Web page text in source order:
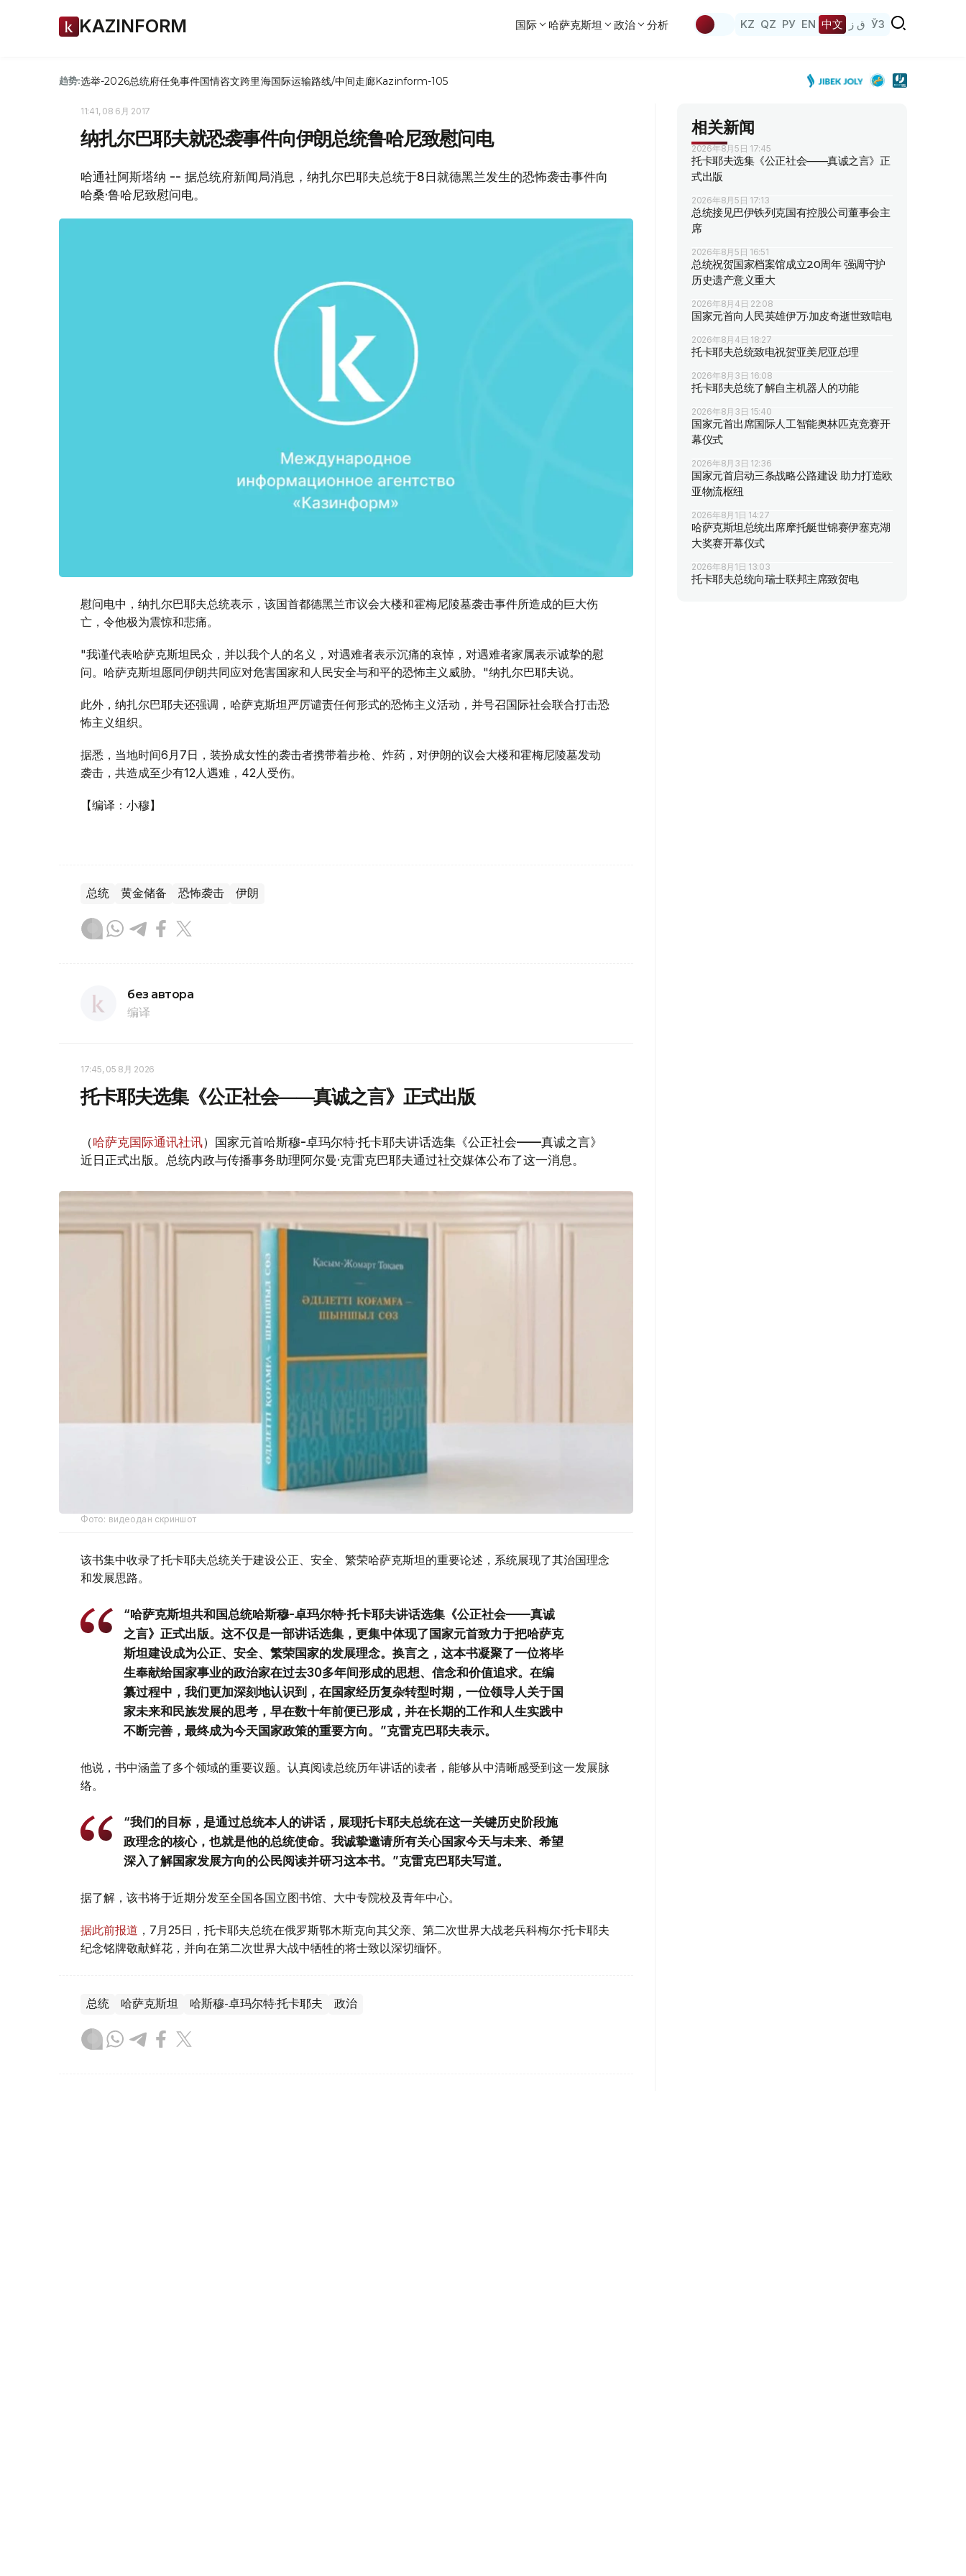
KAZINFORM 国际 哈萨克斯坦 政治 分析 KZ QZ РУ EN 中文 ق ز ЎЗ
趋势:选举-2026总统府任免事件国情咨文跨里海国际运输路线/中间走廊Kazinform-105
11:41, 08 6月 2017
纳扎尔巴耶夫就恐袭事件向伊朗总统鲁哈尼致慰问电
哈通社阿斯塔纳 -- 据总统府新闻局消息，纳扎尔巴耶夫总统于8日就德黑兰发生的恐怖袭击事件向
哈桑·鲁哈尼致慰问电。
慰问电中，纳扎尔巴耶夫总统表示，该国首都德黑兰市议会大楼和霍梅尼陵墓袭击事件所造成的巨大伤
亡，令他极为震惊和悲痛。
"我谨代表哈萨克斯坦民众，并以我个人的名义，对遇难者表示沉痛的哀悼，对遇难者家属表示诚挚的慰
问。哈萨克斯坦愿同伊朗共同应对危害国家和人民安全与和平的恐怖主义威胁。"纳扎尔巴耶夫说。
此外，纳扎尔巴耶夫还强调，哈萨克斯坦严厉谴责任何形式的恐怖主义活动，并号召国际社会联合打击恐
怖主义组织。
据悉，当地时间6月7日，装扮成女性的袭击者携带着步枪、炸药，对伊朗的议会大楼和霍梅尼陵墓发动
袭击，共造成至少有12人遇难，42人受伤。
【编译：小穆】
总统 黄金储备 恐怖袭击 伊朗
без автора
编译
17:45, 05 8月 2026
托卡耶夫选集《公正社会——真诚之言》正式出版
（哈萨克国际通讯社讯）国家元首哈斯穆-卓玛尔特·托卡耶夫讲话选集《公正社会——真诚之言》
近日正式出版。总统内政与传播事务助理阿尔曼·克雷克巴耶夫通过社交媒体公布了这一消息。
Фото: видеодан скриншот
该书集中收录了托卡耶夫总统关于建设公正、安全、繁荣哈萨克斯坦的重要论述，系统展现了其治国理念
和发展思路。
“哈萨克斯坦共和国总统哈斯穆-卓玛尔特·托卡耶夫讲话选集《公正社会——真诚
之言》正式出版。这不仅是一部讲话选集，更集中体现了国家元首致力于把哈萨克
斯坦建设成为公正、安全、繁荣国家的发展理念。换言之，这本书凝聚了一位将毕
生奉献给国家事业的政治家在过去30多年间形成的思想、信念和价值追求。在编
纂过程中，我们更加深刻地认识到，在国家经历复杂转型时期，一位领导人关于国
家未来和民族发展的思考，早在数十年前便已形成，并在长期的工作和人生实践中
不断完善，最终成为今天国家政策的重要方向。”克雷克巴耶夫表示。
他说，书中涵盖了多个领域的重要议题。认真阅读总统历年讲话的读者，能够从中清晰感受到这一发展脉
络。
“我们的目标，是通过总统本人的讲话，展现托卡耶夫总统在这一关键历史阶段施
政理念的核心，也就是他的总统使命。我诚挚邀请所有关心国家今天与未来、希望
深入了解国家发展方向的公民阅读并研习这本书。”克雷克巴耶夫写道。
据了解，该书将于近期分发至全国各国立图书馆、大中专院校及青年中心。
据此前报道 ，7月25日，托卡耶夫总统在俄罗斯鄂木斯克向其父亲、第二次世界大战老兵科梅尔·托卡耶夫
纪念铭牌敬献鲜花，并向在第二次世界大战中牺牲的将士致以深切缅怀。
总统 哈萨克斯坦 哈斯穆-卓玛尔特·托卡耶夫 政治
相关新闻
2026年8月5日 17:45
托卡耶夫选集《公正社会——真诚之言》正
式出版
2026年8月5日 17:13
总统接见巴伊铁列克国有控股公司董事会主
席
2026年8月5日 16:51
总统祝贺国家档案馆成立20周年 强调守护
历史遗产意义重大
2026年8月4日 22:08
国家元首向人民英雄伊万·加皮奇逝世致唁电
2026年8月4日 18:27
托卡耶夫总统致电祝贺亚美尼亚总理
2026年8月3日 16:08
托卡耶夫总统了解自主机器人的功能
2026年8月3日 15:40
国家元首出席国际人工智能奥林匹克竞赛开
幕仪式
2026年8月3日 12:36
国家元首启动三条战略公路建设 助力打造欧
亚物流枢纽
2026年8月1日 14:27
哈萨克斯坦总统出席摩托艇世锦赛伊塞克湖
大奖赛开幕仪式
2026年8月1日 13:03
托卡耶夫总统向瑞士联邦主席致贺电